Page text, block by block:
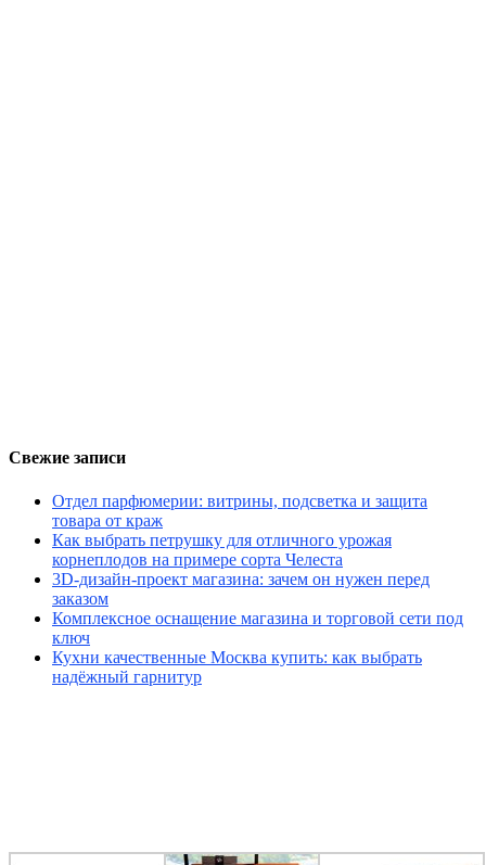
Свежие записи
Отдел парфюмерии: витрины, подсветка и защита
товара от краж
Как выбрать петрушку для отличного урожая
корнеплодов на примере сорта Челеста
3D-дизайн-проект магазина: зачем он нужен перед
заказом
Комплексное оснащение магазина и торговой сети под
ключ
Кухни качественные Москва купить: как выбрать
надёжный гарнитур